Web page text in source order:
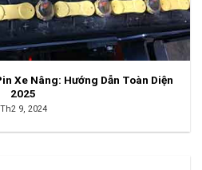
Xe Nâng: Hướng Dẫn Toàn Diện
2025
Th2 9, 2024